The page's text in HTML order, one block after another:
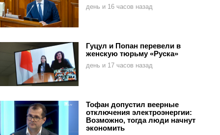
день и 16 часов назад
Гуцул и Попан перевели в
женскую тюрьму «Руска»
день и 17 часов назад
Тофан допустил веерные
отключения электроэнергии:
Возможно, тогда люди начнут
экономить